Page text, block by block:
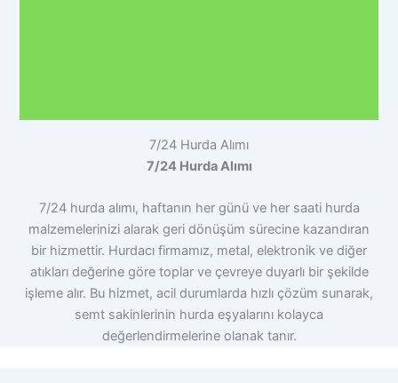
7/24 Hurda Alımı
7/24 Hurda Alımı
7/24 hurda alımı, haftanın her günü ve her saati hurda
malzemelerinizi alarak geri dönüşüm sürecine kazandıran
bir hizmettir. Hurdacı firmamız, metal, elektronik ve diğer
atıkları değerine göre toplar ve çevreye duyarlı bir şekilde
işleme alır. Bu hizmet, acil durumlarda hızlı çözüm sunarak,
semt sakinlerinin hurda eşyalarını kolayca
değerlendirmelerine olanak tanır.